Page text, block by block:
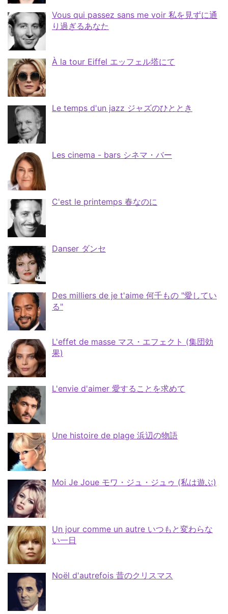
Vous qui passez sans me voir 私を見ずに通
り過ぎるあなた
À la tour Eiffel エッフェル塔にて
Le temps d'un jazz ジャズのひととき
Les cinema - bars シネマ・バー
C'est le printemps 春なのに
Danser ダンセ
Des milliers de je t'aime 何千もの "愛してい
る"
L'effet de masse マス・エフェクト (集団効
果)
L'envie d'aimer 愛することを求めて
Une histoire de plage 浜辺の物語
Moi Je Joue モワ・ジュ・ジュゥ (私は遊ぶ)
Un jour comme un autre いつもと変わらな
い一日
Noël d'autrefois 昔のクリスマス